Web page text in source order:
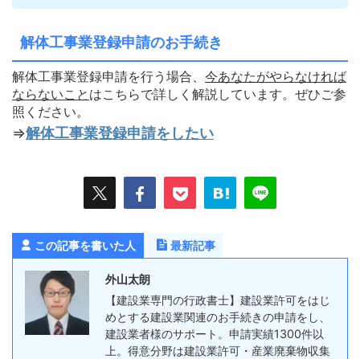
解体工事業登録申請のお手続き
解体工事業登録申請を行う場合、 今あなたがやらなければ
ならないこ と はこちらで詳しく解説しています。ぜひご参
照ください。
⇒解体工事業登録申請をしたい
この記事を書いた人 最新記事
外山太朗
【建設業専門の行政書士】建設業許可をはじ
めとする建設業関連のお手続きの申請をし、
建設業者様のサポート。申請実績1300件以
上。得意分野は建設業許可・産業廃棄物収集